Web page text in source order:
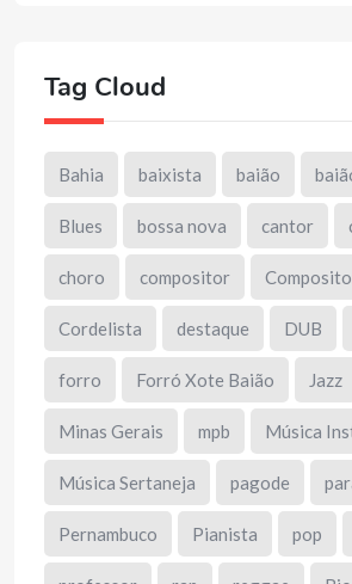
Tag Cloud
Bahia baixista baião
Blues bossa nova cantor
choro compositor
Cordelista destaque DUB
forro Forró Xote Baião Jazz
Minas Gerais mpb Música
Música Sertaneja pagode
Pernambuco Pianista pop